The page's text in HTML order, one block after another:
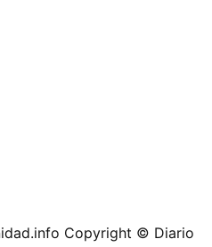
Copyright © Diario